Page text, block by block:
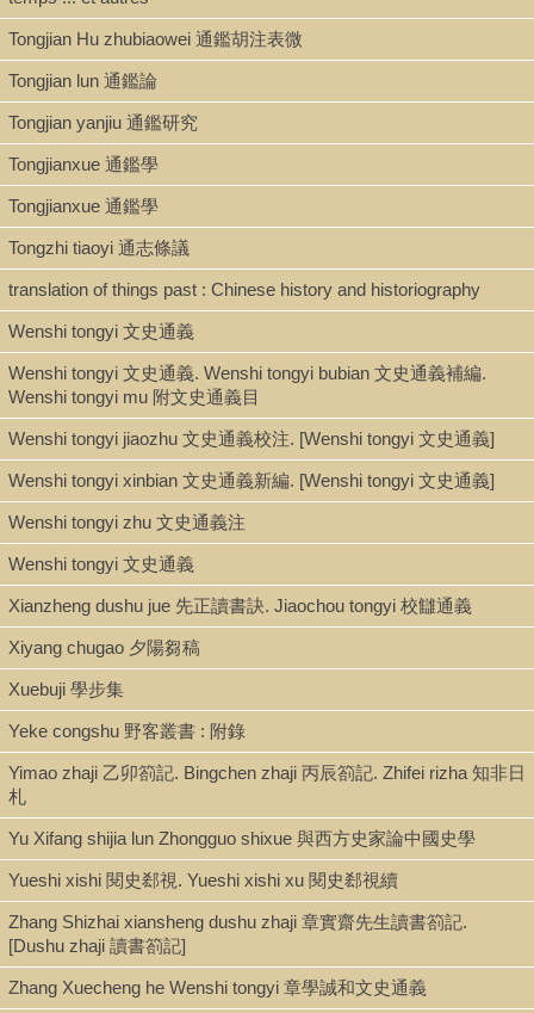
Tongjian Hu zhubiaowei 通鑑胡注表微
Tongjian lun 通鑑論
Tongjian yanjiu 通鑑研究
Tongjianxue 通鑑學
Tongjianxue 通鑑學
Tongzhi tiaoyi 通志條議
translation of things past : Chinese history and historiography
Wenshi tongyi 文史通義
Wenshi tongyi 文史通義. Wenshi tongyi bubian 文史通義補編.
Wenshi tongyi mu 附文史通義目
Wenshi tongyi jiaozhu 文史通義校注. [Wenshi tongyi 文史通義]
Wenshi tongyi xinbian 文史通義新編. [Wenshi tongyi 文史通義]
Wenshi tongyi zhu 文史通義注
Wenshi tongyi 文史通義
Xianzheng dushu jue 先正讀書訣. Jiaochou tongyi 校讎通義
Xiyang chugao 夕陽芻稿
Xuebuji 學步集
Yeke congshu 野客叢書 : 附錄
Yimao zhaji 乙卯箚記. Bingchen zhaji 丙辰箚記. Zhifei rizha 知非日
札
Yu Xifang shijia lun Zhongguo shixue 與西方史家論中國史學
Yueshi xishi 閱史郄視. Yueshi xishi xu 閱史郄視續
Zhang Shizhai xiansheng dushu zhaji 章實齋先生讀書箚記.
[Dushu zhaji 讀書箚記]
Zhang Xuecheng he Wenshi tongyi 章學誠和文史通義